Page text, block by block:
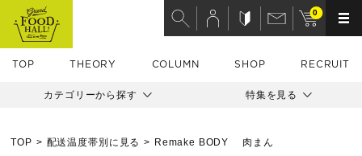
TOP THEORY COLUMN SHOP RECRUIT
0
カテゴリーから探す 特集を見る
TOP 配送温度帯別に見る Remake BODY 肉まん